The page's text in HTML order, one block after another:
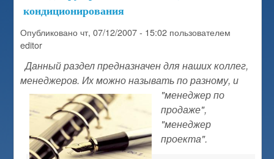
кондиционирования
Опубликованочт, 07/12/2007 - 15:02 пользователем
editor
Данный раздел предназначен для наших коллег,
менеджеров. Их можно называть поразному, и
"менеджер по
продаже",
"менеджер
проекта".